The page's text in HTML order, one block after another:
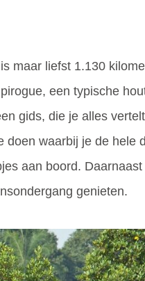
maar liefst 1.130
een typische
gids, die je alles
waarbij je de hele
aan boord.
genieten.